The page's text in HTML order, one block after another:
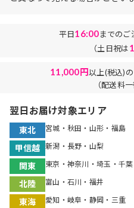
平日16:00までのご
（土日祝は
11,000円以上(税込)
（配送料
翌日お届け対象エリア
東北 宮城・秋田・山形・福島
甲信越 新潟・長野・山梨
関東 東京・神奈川・埼玉・千
北陸 富山・石川・福井
東海 愛知・岐阜・静岡・三重